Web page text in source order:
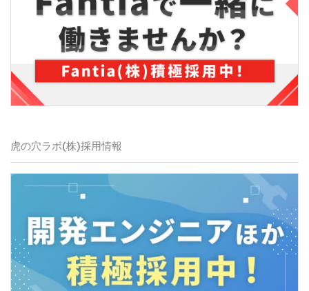
虎の穴ラボ(株)採用情報